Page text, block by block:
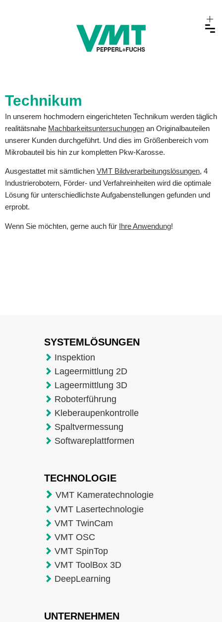
Technikum
In unserem hochmodern eingerichteten Technikum werden täglich
realitätsnahe Machbarkeitsuntersuchungen an Originalbauteilen
unserer Kunden durchgeführt. Und dies im Größenbereich vom
Mikrobauteil bis hin zur kompletten Pkw-Karosse.
Ausgestattet mit sämtlichen VMT Bildverarbeitungslösungen, 4
Industrierobotern, Förder- und Verfahreinheiten wird die optimale
Lösung für unterschiedlichste Aufgabenstellungen gefunden und
erprobt.
Wenn Sie möchten, gerne auch für Ihre Anwendung!
SYSTEMLÖSUNGEN
Inspektion
Lageermittlung 2D
Lageermittlung 3D
Roboterführung
Kleberaupenkontrolle
Spaltvermessung
Softwareplattformen
TECHNOLOGIE
VMT Kameratechnologie
VMT Lasertechnologie
VMT TwinCam
VMT OSC
VMT SpinTop
VMT ToolBox 3D
DeepLearning
UNTERNEHMEN